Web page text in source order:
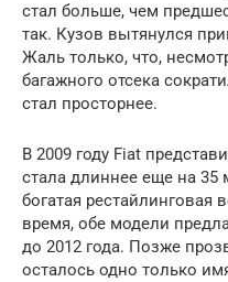
стал больше, чем
так. Кузов вытянулся
Жаль только, что,
багажного отсека
стал просторнее.
В 2009 году Fiat
стала длиннее еще на 35
богатая рестайлинговая
время, обе модели
до 2012 года. Позже
осталось одно только